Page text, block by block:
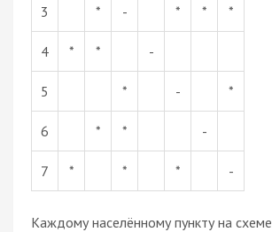
3 * - * * *
4 * * -
5 * - *
6 * * -
7 * * * -
Каждому населённому пункту на схеме